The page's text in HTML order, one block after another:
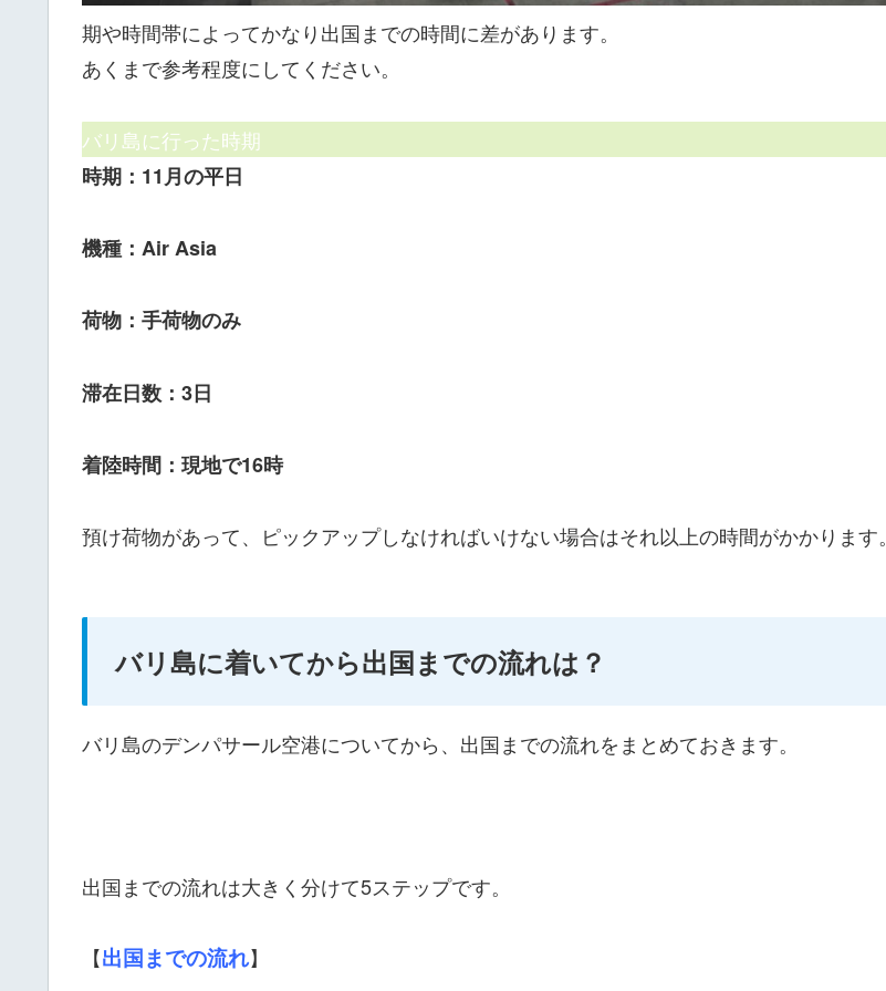
期や時間帯によってかなり出国までの時間に差があります。
あくまで参考程度にしてください。
バリ島に行った時期
時期：11月の平日
機種：Air Asia
荷物：手荷物のみ
滞在日数：3日
着陸時間：現地で16時
預け荷物があって、ピックアップしなければいけない場合はそれ以上の時間がかかります。
バリ島に着いてから出国までの流れは？
バリ島のデンパサール空港についてから、出国までの流れをまとめておきます。
出国までの流れは大きく分けて5ステップです。
【出国までの流れ】